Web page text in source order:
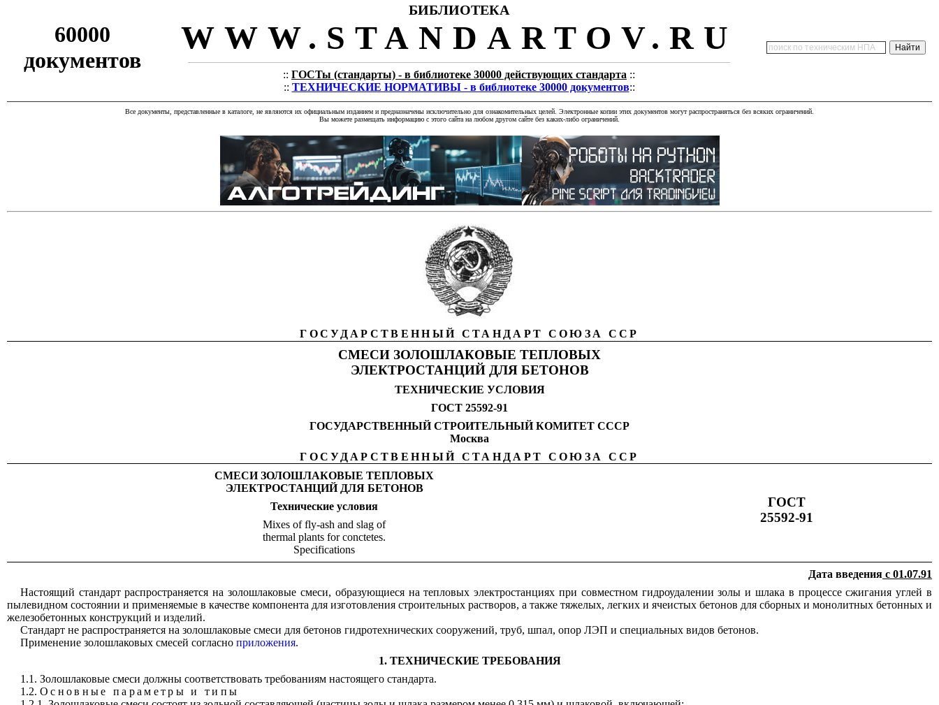
60000
документов
БИБЛИОТЕКА
WWW.STANDARTOV.RU
:: ГОСТы (стандарты) - в библиотеке 30000 действующих стандарта ::
:: ТЕХНИЧЕСКИЕ НОРМАТИВЫ - в библиотеке 30000 документов::
Все документы, представленные в каталоге, не являются их официальным изданием и предназначены исключительно для ознакомительных целей. Электронные копии этих документов могут распространяться без всяких ограничений.
Вы можете размещать информацию с этого сайта на любом другом сайте без каких-либо ограничений.
ГОСУДАРСТВЕННЫЙ СТАНДАРТ СОЮЗА ССР
СМЕСИ ЗОЛОШЛАКОВЫЕ ТЕПЛОВЫХ
ЭЛЕКТРОСТАНЦИЙ ДЛЯ БЕТОНОВ
ТЕХНИЧЕСКИЕ УСЛОВИЯ
ГОСТ 25592-91
ГОСУДАРСТВЕННЫЙ СТРОИТЕЛЬНЫЙ КОМИТЕТ СССР
Москва
ГОСУДАРСТВЕННЫЙ СТАНДАРТ СОЮЗА ССР
СМЕСИ ЗОЛОШЛАКОВЫЕ ТЕПЛОВЫХ
ЭЛЕКТРОСТАНЦИЙ ДЛЯ БЕТОНОВ
Технические условия
Mixes of fly-ash and slag of
thermal plants for conctetes.
Specifications
ГОСТ
25592-91
Дата введения с 01.07.91
Настоящий стандарт распространяется на золошлаковые смеси, образующиеся на тепловых электростанциях при совместном гидроудалении золы и шлака в процессе сжигания углей в
пылевидном состоянии и применяемые в качестве компонента для изготовления строительных растворов, а также тяжелых, легких и ячеистых бетонов для сборных и монолитных бетонных и
железобетонных конструкций и изделий.
Стандарт не распространяется на золошлаковые смеси для бетонов гидротехнических сооружений, труб, шпал, опор ЛЭП и специальных видов бетонов.
Применение золошлаковых смесей согласно приложения.
1. ТЕХНИЧЕСКИЕ ТРЕБОВАНИЯ
1.1. Золошлаковые смеси должны соответствовать требованиям настоящего стандарта.
1.2. Основные параметры и типы